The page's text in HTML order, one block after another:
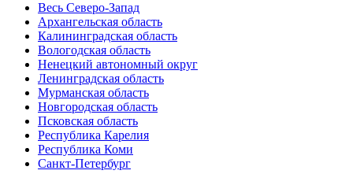
Весь Северо-Запад
Архангельская область
Калининградская область
Вологодская область
Ненецкий автономный округ
Ленинградская область
Мурманская область
Новгородская область
Псковская область
Республика Карелия
Республика Коми
Санкт-Петербург